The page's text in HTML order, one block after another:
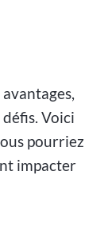
Voici
pourriez
impacter